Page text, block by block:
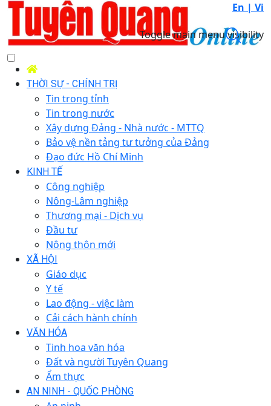
En | Vi
Toggle main menu visibility
THỜI SỰ - CHÍNH TRỊ
Tin trong tỉnh
Tin trong nước
Xây dựng Đảng - Nhà nước - MTTQ
Bảo vệ nền tảng tư tưởng của Đảng
Đạo đức Hồ Chí Minh
KINH TẾ
Công nghiệp
Nông-Lâm nghiệp
Thương mại - Dịch vụ
Đầu tư
Nông thôn mới
XÃ HỘI
Giáo dục
Y tế
Lao động - việc làm
Cải cách hành chính
VĂN HÓA
Tinh hoa văn hóa
Đất và người Tuyên Quang
Ẩm thực
AN NINH - QUỐC PHÒNG